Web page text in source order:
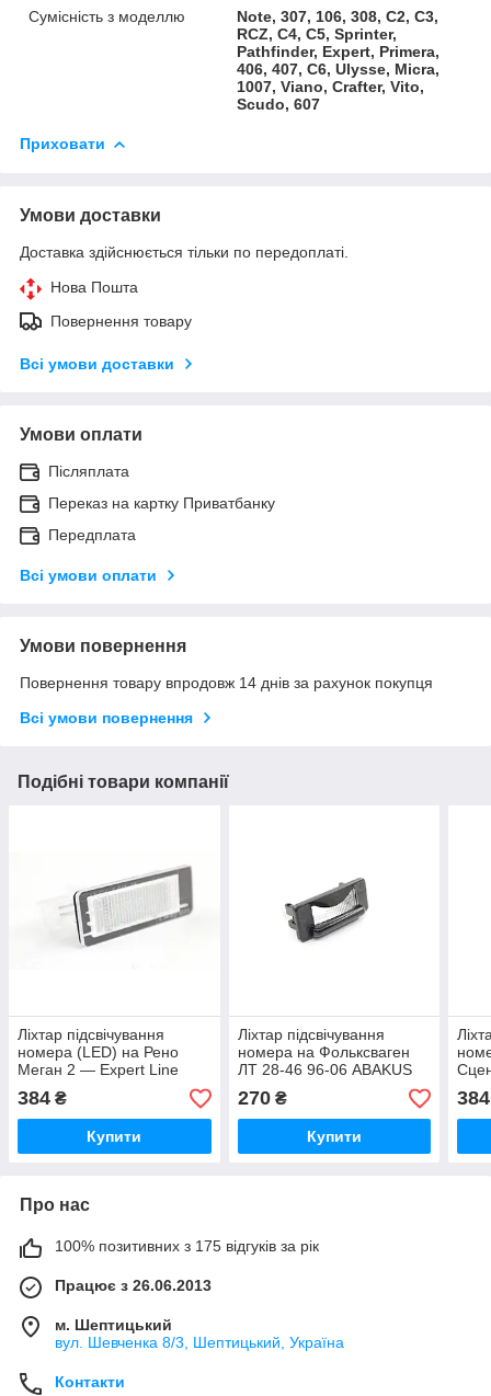
Сумісність з моделлю
Note, 307, 106, 308, C2, C3,
RCZ, C4, C5, Sprinter,
Pathfinder, Expert, Primera,
406, 407, C6, Ulysse, Micra,
1007, Viano, Crafter, Vito,
Scudo, 607
Приховати
Умови доставки
Доставка здійснюється тільки по передоплаті.
Нова Пошта
Повернення товару
Всі умови доставки
Умови оплати
Післяплата
Переказ на картку Приватбанку
Передплата
Всі умови оплати
Умови повернення
Повернення товару впродовж 14 днів за рахунок покупця
Всі умови повернення
Подібні товари компанії
Ліхтар підсвічування
номера (LED) на Рено
Меган 2 — Expert Line
(Польща) LPL0220
384 ₴
Купити
Ліхтар підсвічування
номера на Фольксваген
ЛТ 28-46 96-06 ABAKUS
(Польща) 05342900
270₴
Купити
384
Про нас
100% позитивних з 175 відгуків за рік
Працює з 26.06.2013
м. Шептицький
вул. Шевченка 8/3, Шептицький, Україна
Контакти